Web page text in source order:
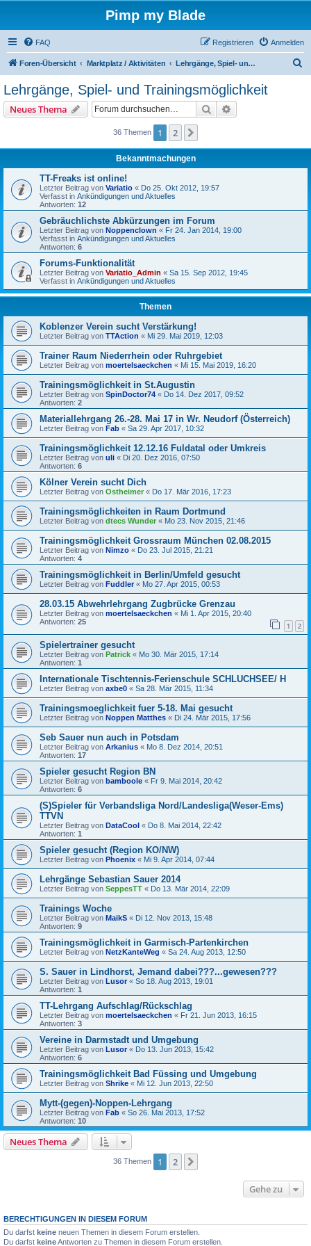
Pimp my Blade
FAQ Anmelden
Registrieren
Foren-Übersicht Marktplatz / Aktivitäten Lehrgänge, Spiel- und Trainingsmöglichkeit
Lehrgänge, Spiel- und Trainingsmöglichkeit
Neues Thema Suche
36 Themen 1 2
Bekanntmachungen
TT-Freaks ist online!
Letzter Beitrag von Variatio « Do 25. Okt 2012, 19:57
Verfasst in Ankündigungen und Aktuelles
Antworten: 12
Gebräuchlichste Abkürzungen im Forum
Letzter Beitrag von Noppenclown « Fr 24. Jan 2014, 19:00
Verfasst in Ankündigungen und Aktuelles
Antworten: 6
Forums-Funktionalität
Letzter Beitrag von Variatio_Admin « Sa 15. Sep 2012, 19:45
Verfasst in Ankündigungen und Aktuelles
Themen
Koblenzer Verein sucht Verstärkung!
Letzter Beitrag von TTAction « Mi 29. Mai 2019, 12:03
Trainer Raum Niederrhein oder Ruhrgebiet
Letzter Beitrag von moertelsaeckchen « Mi 15. Mai 2019, 16:20
Trainingsmöglichkeit in St.Augustin
Letzter Beitrag von SpinDoctor74 « Do 14. Dez 2017, 09:52
Antworten: 2
Materiallehrgang 26.-28. Mai 17 in Wr. Neudorf (Österreich)
Letzter Beitrag von Fab « Sa 29. Apr 2017, 10:32
Trainingsmöglichkeit 12.12.16 Fuldatal oder Umkreis
Letzter Beitrag von uli « Di 20. Dez 2016, 07:50
Antworten: 6
Kölner Verein sucht Dich
Letzter Beitrag von Ostheimer « Do 17. Mär 2016, 17:23
Trainingsmöglichkeiten in Raum Dortmund
Letzter Beitrag von dtecs Wunder « Mo 23. Nov 2015, 21:46
Trainingsmöglichkeit Grossraum München 02.08.2015
Letzter Beitrag von Nimzo « Do 23. Jul 2015, 21:21
Antworten: 4
Trainingsmöglichkeit in Berlin/Umfeld gesucht
Letzter Beitrag von Fuddler « Mo 27. Apr 2015, 00:53
28.03.15 Abwehrlehrgang Zugbrücke Grenzau
Letzter Beitrag von moertelsaeckchen « Mi 1. Apr 2015, 20:40
Antworten: 25 1 2
Spielertrainer gesucht
Letzter Beitrag von Patrick « Mo 30. Mär 2015, 17:14
Antworten: 1
Internationale Tischtennis-Ferienschule SCHLUCHSEE/ H
Letzter Beitrag von axbe0 « Sa 28. Mär 2015, 11:34
Trainingsmoeglichkeit fuer 5-18. Mai gesucht
Letzter Beitrag von Noppen Matthes « Di 24. Mär 2015, 17:56
Seb Sauer nun auch in Potsdam
Letzter Beitrag von Arkanius « Mo 8. Dez 2014, 20:51
Antworten: 17
Spieler gesucht Region BN
Letzter Beitrag von bamboole « Fr 9. Mai 2014, 20:42
Antworten: 6
(S)Spieler für Verbandsliga Nord/Landesliga(Weser-Ems)
TTVN
Letzter Beitrag von DataCool « Do 8. Mai 2014, 22:42
Antworten: 1
Spieler gesucht (Region KO/NW)
Letzter Beitrag von Phoenix « Mi 9. Apr 2014, 07:44
Lehrgänge Sebastian Sauer 2014
Letzter Beitrag von SeppesTT « Do 13. Mär 2014, 22:09
Trainings Woche
Letzter Beitrag von MaikS « Di 12. Nov 2013, 15:48
Antworten: 9
Trainingsmöglichkeit in Garmisch-Partenkirchen
Letzter Beitrag von NetzKanteWeg « Sa 24. Aug 2013, 12:50
S. Sauer in Lindhorst, Jemand dabei???...gewesen???
Letzter Beitrag von Lusor « So 18. Aug 2013, 19:01
Antworten: 1
TT-Lehrgang Aufschlag/Rückschlag
Letzter Beitrag von moertelsaeckchen « Fr 21. Jun 2013, 16:15
Antworten: 3
Vereine in Darmstadt und Umgebung
Letzter Beitrag von Lusor « Do 13. Jun 2013, 15:42
Antworten: 6
Trainingsmöglichkeit Bad Füssing und Umgebung
Letzter Beitrag von Shrike « Mi 12. Jun 2013, 22:50
Mytt-(gegen)-Noppen-Lehrgang
Letzter Beitrag von Fab « So 26. Mai 2013, 17:52
Antworten: 10
Neues Thema
36 Themen 1 2
Gehe zu
BERECHTIGUNGEN IN DIESEM FORUM
Du darfst keine neuen Themen in diesem Forum erstellen.
Du darfst keineAntworten zu Themen in diesem Forum erstellen.